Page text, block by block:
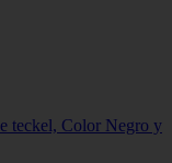
teckel, Color Negro y